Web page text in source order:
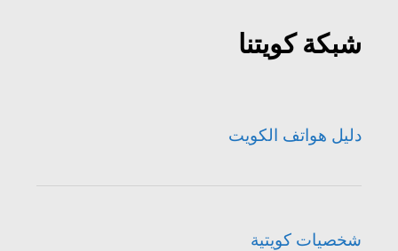
شبكة كويتنا
دليل هواتف الكويت
شخصيات كويتية